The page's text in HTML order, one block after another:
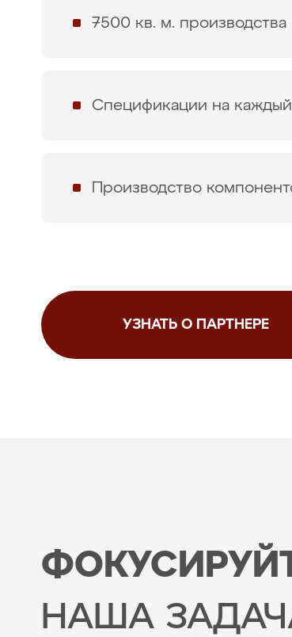
7500 кв. м. производства
Спецификации на
Производство
УЗНАТЬ О ПАРТНЕРЕ
НАША